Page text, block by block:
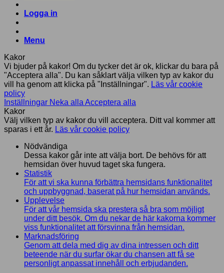
Logga in
Menu
Kakor
Vi bjuder på kakor! Om du tycker det är ok, klickar du bara på
"Acceptera alla". Du kan såklart välja vilken typ av kakor du
vill ha genom att klicka på "Inställningar". Läs vår cookie
policy
Inställningar Neka alla Acceptera alla
Kakor
Välj vilken typ av kakor du vill acceptera. Ditt val kommer att
sparas i ett år. Läs vår cookie policy
Nödvändiga
Dessa kakor går inte att välja bort. De behövs för att
hemsidan över huvud taget ska fungera.
Statistik
För att vi ska kunna förbättra hemsidans funktionalitet
och uppbyggnad, baserat på hur hemsidan används.
Upplevelse
För att vår hemsida ska prestera så bra som möjligt
under ditt besök. Om du nekar de här kakorna kommer
viss funktionalitet att försvinna från hemsidan.
Marknadsföring
Genom att dela med dig av dina intressen och ditt
beteende när du surfar ökar du chansen att få se
personligt anpassat innehåll och erbjudanden.